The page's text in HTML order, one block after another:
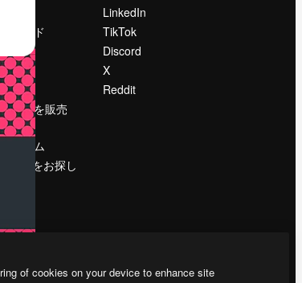
レンド
ト
ンツを販売
スルーム
をお探し
LinkedIn
TikTok
Discord
X
Reddit
of cookies on your device to enhance site